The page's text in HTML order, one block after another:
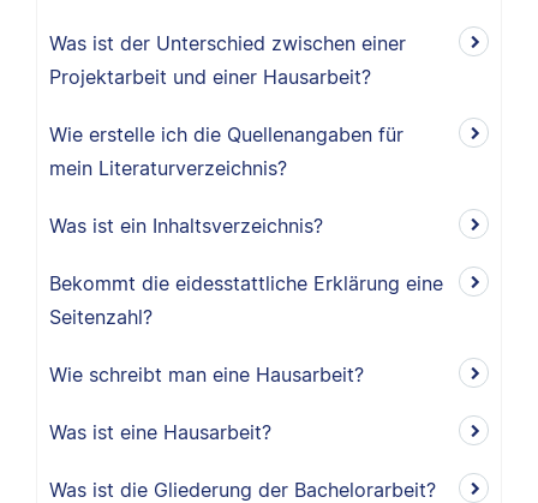
Was ist der Unterschied zwischen einer
Projektarbeit und einer Hausarbeit?
Wie erstelle ich die Quellenangaben für
mein Literaturverzeichnis?
Was ist ein Inhaltsverzeichnis?
Bekommt die eidesstattliche Erklärung eine
Seitenzahl?
Wie schreibt man eine Hausarbeit?
Was ist eine Hausarbeit?
Was ist die Gliederung der Bachelorarbeit?